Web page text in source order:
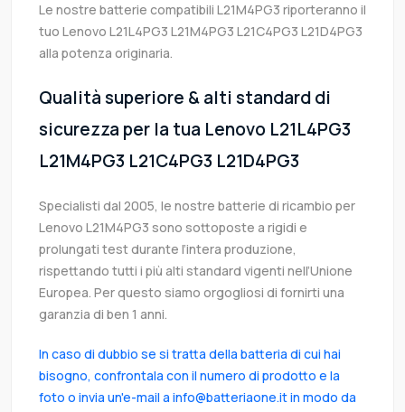
Le nostre batterie compatibili L21M4PG3 riporteranno il
tuo Lenovo L21L4PG3 L21M4PG3 L21C4PG3 L21D4PG3
alla potenza originaria.
Qualità superiore & alti standard di
sicurezza per la tua Lenovo L21L4PG3
L21M4PG3 L21C4PG3 L21D4PG3
Specialisti dal 2005, le nostre batterie di ricambio per
Lenovo L21M4PG3 sono sottoposte a rigidi e
prolungati test durante l’intera produzione,
rispettando tutti i più alti standard vigenti nell’Unione
Europea. Per questo siamo orgogliosi di fornirti una
garanzia di ben 1 anni.
In caso di dubbio se si tratta della batteria di cui hai
bisogno, confrontala con il numero di prodotto e la
foto o invia un'e-mail a info@batteriaone.it in modo da